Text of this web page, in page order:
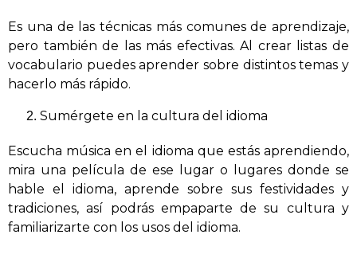
Es una de las técnicas más comunes de aprendizaje,
pero también de las más efectivas. Al crear listas de
vocabulario puedes aprender sobre distintos temas y
hacerlo más rápido.
Sumérgete en la cultura del idioma
Escucha música en el idioma que estás aprendiendo,
mira una película de ese lugar o lugares donde se
hable el idioma, aprende sobre sus festividades y
tradiciones, así podrás empaparte de su cultura y
familiarizarte con los usos del idioma.